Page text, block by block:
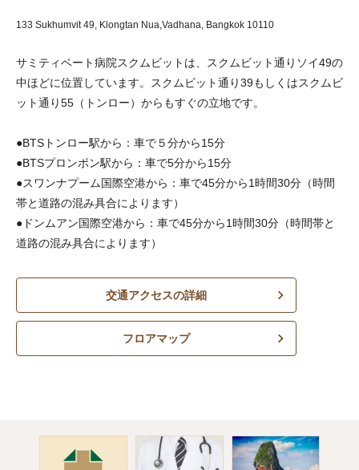
133 Sukhumvit 49, Klongtan Nua,Vadhana, Bangkok 10110
サミティベート病院スクムビットは、スクムビット通りソイ49の
中ほどに位置しています。スクムビット通り39もしくはスクムビ
ット通り55（トンロー）からもすぐの立地です。
●BTSトンロー駅から：車で５分から15分
●BTSプロンポン駅から：車で5分から15分
●スワンナプーム国際空港から：車で45分から1時間30分（時間
帯と道路の混み具合によります）
●ドンムアン国際空港から：車で45分から1時間30分（時間帯と
道路の混み具合によります）
交通アクセスの詳細
フロアマップ